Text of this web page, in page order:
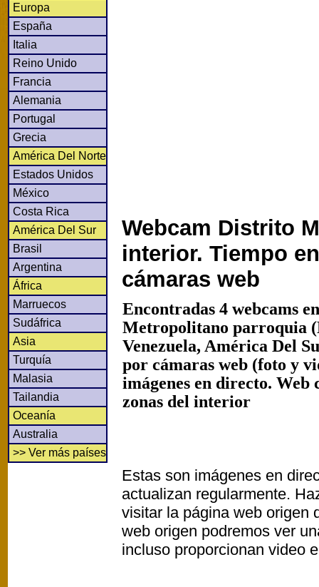
Europa
España
Italia
Reino Unido
Francia
Alemania
Portugal
Grecia
América Del Norte
Estados Unidos
México
Costa Rica
América Del Sur
Brasil
Argentina
África
Marruecos
Sudáfrica
Asia
Turquía
Malasia
Tailandia
Oceanía
Australia
>> Ver más países
Webcam Distrito
interior. Tiempo
cámaras web
Encontradas 4 webcams
Metropolitano parroquia
Venezuela, América Del
por cámaras web (foto y
imágenes en directo. Web
zonas del interior
Estas son imágenes en
actualizan regularmente.
visitar la página web origen
web origen podremos ver
incluso proporcionan video